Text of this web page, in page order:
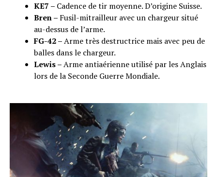
KE7 – Cadence de tir moyenne. D’origine Suisse.
Bren – Fusil-mitrailleur avec un chargeur situé
au-dessus de l’arme.
FG-42 –Arme très destructrice mais avec peu de
balles dans le chargeur.
Lewis –Arme antiaérienne utilisé par les Anglais
lors de la Seconde Guerre Mondiale.